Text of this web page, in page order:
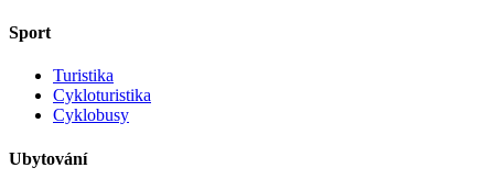
Sport
Turistika
Cykloturistika
Cyklobusy
Ubytování